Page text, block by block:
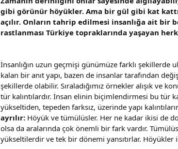
gibi görünür höyükler. Ama bir gül gibi kat
açılır. Onların tahrip edilmesi insanlığa ait bir
rastlanması Türkiye topraklarında yaşayan
İnsanlığın uzun geçmişi günümüze farklı şekillerde
kalan bir anıt yapı, bazen de insanlar tarafından
şekillerde olabilir. Sıraladığımız örnekler alışık ve
tür kalıntılardır. İnsan elinin biçimlendirmesi bu tür
yükseltiden, tepeden farksız, üzerinde yapı
ayrılır: Höyük ve tümülüsler. Her ne kadar ikisi de
olsa da aralarında çok önemli bir fark vardır.
yükseltilerdir ve tek bir dönemi yansıtırlar.